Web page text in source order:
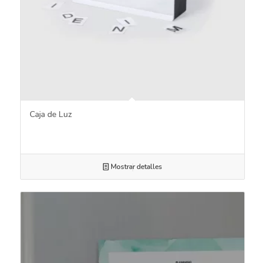
Caja de Luz
Mostrar detalles